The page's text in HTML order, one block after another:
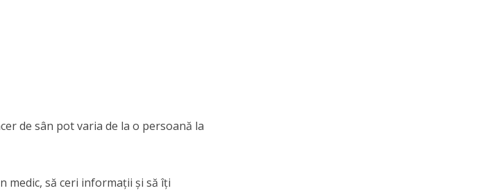
de sân pot varia de la o persoană la
medic, să ceri informații și să îți